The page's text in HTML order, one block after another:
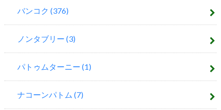
バンコク (376)
ノンタブリー (3)
パトゥムターニー (1)
ナコーンパトム (7)